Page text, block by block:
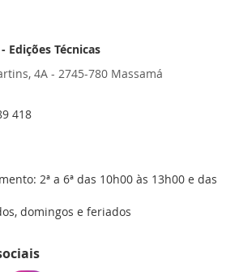
Edições Técnicas
4A - 2745-780 Massamá
418
2ª a 6ª das 10h00 às 13h00 e das
domingos e feriados